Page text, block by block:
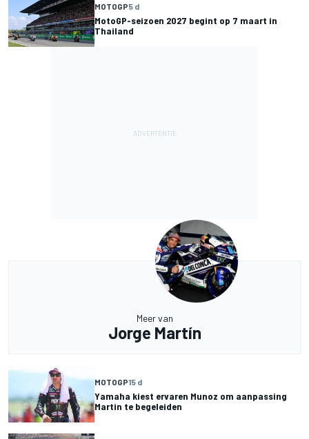
MOTOGP5 d
MotoGP-seizoen 2027 begint op 7 maart in
Thailand
Meer van
Jorge Martín
MOTOGP15 d
Yamaha kiest ervaren Munoz om aanpassing
Martin te begeleiden